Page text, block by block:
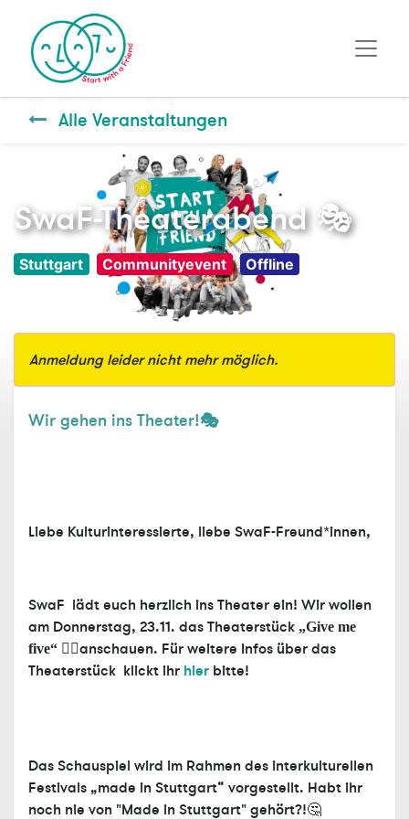
Alle Veranstaltungen
SwaF-Theaterabend 🎭
Stuttgart Communityevent Offline
Anmeldung leider nicht mehr möglich.
Wir gehen ins Theater!🎭
Liebe Kulturinteressierte, liebe SwaF-Freund*innen,
SwaF lädt euch herzlich ins Theater ein! Wir wollen
am Donnerstag, 23.11. das Theaterstück „Give me
five“ 🖐🏽anschauen. Für weitere Infos über das
Theaterstück klickt ihr hier bitte!
Das Schauspiel wird im Rahmen des interkulturellen
Festivals „made in Stuttgart“ vorgestellt. Habt ihr
noch nie von "Made in Stuttgart" gehört?!🤔